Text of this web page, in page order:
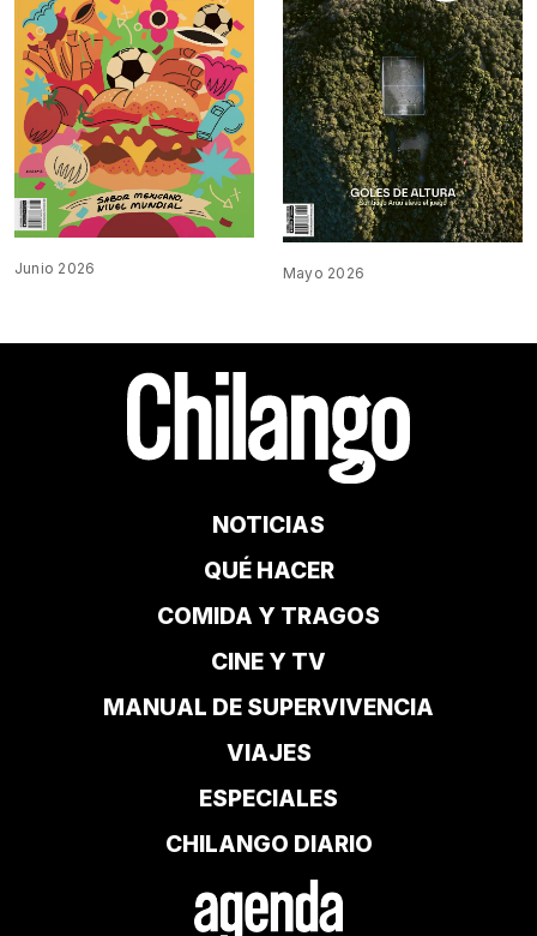
Junio 2026 Mayo 2026
NOTICIAS
QUÉ HACER
COMIDA Y TRAGOS
CINE Y TV
MANUAL DE SUPERVIVENCIA
VIAJES
ESPECIALES
CHILANGO DIARIO